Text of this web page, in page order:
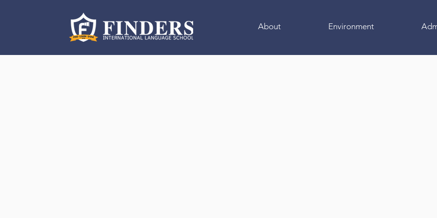
About Environment